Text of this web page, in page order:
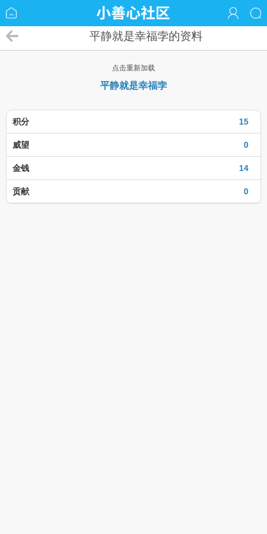
平静就是幸福孛的资料
点击重新加载
平静就是幸福孛
15
积分
0
威望
14
金钱
0
贡献